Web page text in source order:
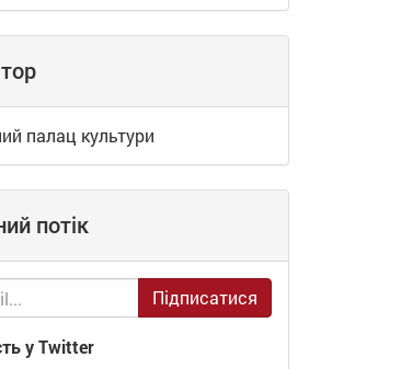
палац культури
потік
Підписатися
у Twitter